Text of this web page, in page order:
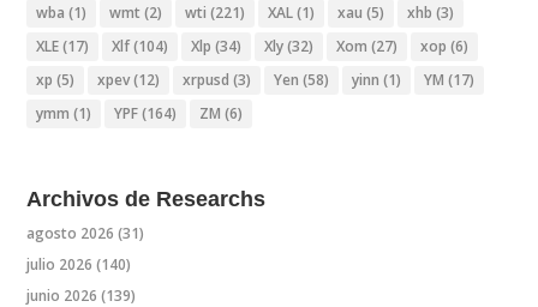
wba (1) wmt (2) wti (221) XAL(1) xau (5) xhb (3)
XLE(17) Xlf(104) Xlp (34) Xly(32) Xom (27) xop (6)
xp (5) xpev(12) xrpusd (3) Yen (58) yinn (1) YM (17)
ymm (1) YPF(164) ZM (6)
Archivos de Researchs
agosto 2026 (31)
julio 2026 (140)
junio 2026 (139)